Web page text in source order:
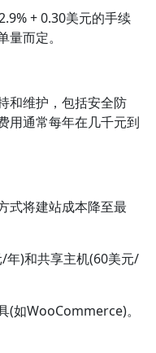
+ 0.30美元的手续
而定。
和维护，包括安全防
用通常每年在几千元到
式将建站成本降至最
年)和共享主机(60美元/
(如WooCommerce)。